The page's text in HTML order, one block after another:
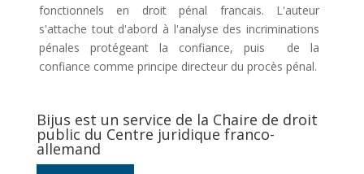
fonctionnels en droit pénal francais. L'auteur
s'attache tout d'abord à l'analyse des incriminations
pénales protégeant la confiance, puis de la
confiance comme principe directeur du procès pénal.
Bijus est un service de la Chaire de droit
public du Centre juridique franco-
allemand